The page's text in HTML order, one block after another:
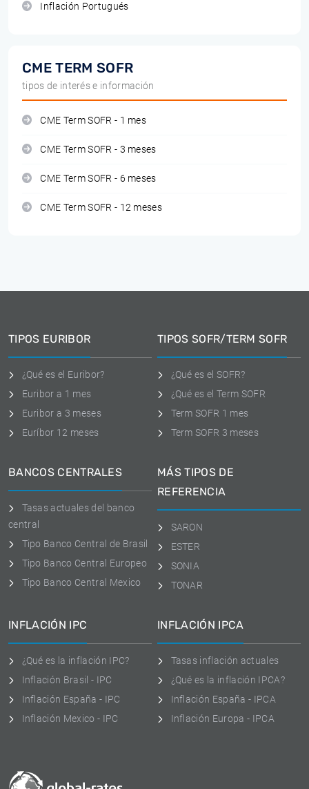
Inflación Portugués
CME TERM SOFR
tipos de interés e información
CME Term SOFR - 1 mes
CME Term SOFR - 3 meses
CME Term SOFR - 6 meses
CME Term SOFR - 12 meses
TIPOS EURIBOR
¿Qué es el Euribor?
Euribor a 1 mes
Euribor a 3 meses
Euríbor 12 meses
TIPOS SOFR/TERM SOFR
¿Qué es el SOFR?
¿Qué es el Term SOFR
Term SOFR 1 mes
Term SOFR 3 meses
BANCOS CENTRALES
Tasas actuales del banco
central
Tipo Banco Central de Brasil
Tipo Banco Central Europeo
Tipo Banco Central Mexico
MÁS TIPOS DE
REFERENCIA
SARON
ESTER
SONIA
TONAR
INFLACIÓN IPC
¿Qué es la inflación IPC?
Inflación Brasil - IPC
Inflación España - IPC
Inflación Mexico - IPC
INFLACIÓN IPCA
Tasas inflación actuales
¿Qué es la inflación IPCA?
Inflación España - IPCA
Inflación Europa - IPCA